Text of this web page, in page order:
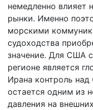
немедленно влияет
рынки. Именно
морскими
судоходства
значение. Для США
регионе является
Ирана контроль
остается одним из
давления на